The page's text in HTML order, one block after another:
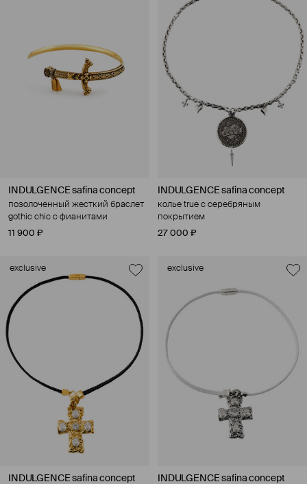
INDULGENCE safina concept
позолоченный жесткий браслет
gothic chic с фианитами
11 900 ₽
INDULGENCE safina concept
колье true с серебряным
покрытием
27 000 ₽
exclusive
INDULGENCE safina concept
exclusive
INDULGENCE safina concept